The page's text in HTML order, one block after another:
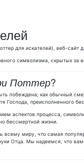
для искателей), веб-
символизма, скрытых за
Поттер?
побеждена; как обычный
Господа, преисполненного
аспектов процесса,
бессмертной жизни.
всему миру, что самая
Отца. Мы надеемся, что